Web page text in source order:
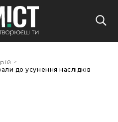
>
до усунення наслідків